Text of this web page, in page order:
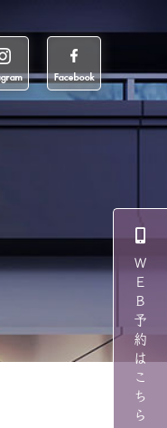
ＷＥＢ予約はこちら